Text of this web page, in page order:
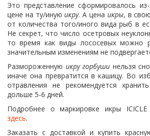
Это представление сформировалось
цене на ту/инуюикру. А цена икры, в
от количества того/иного вида рыб в
Не секрет, что число осетровых
то время как виды лососевых можно
значительным изменениям не
Размороженную икру горбуши нельзя
иначе она превратится в кашицу. Во
отравления не рекомендуется
дольше 5-6 дней.
Подробнее о маркировке икры
здесь.
Заказать с доставкой и купить